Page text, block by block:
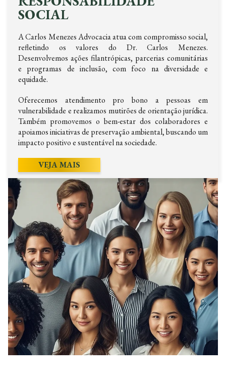
SOCIAL
A Carlos Menezes Advocacia atua com compromisso social,
refletindo os valores do Dr. Carlos Menezes.
Desenvolvemos ações filantrópicas, parcerias comunitárias
e programas de inclusão, com foco na diversidade e
equidade.
Oferecemos atendimento pro bono a pessoas em
vulnerabilidade e realizamos mutirões de orientação jurídica.
Também promovemos o bem-estar dos colaboradores e
apoiamos iniciativas de preservação ambiental, buscando um
impacto positivo e sustentável na sociedade.
VEJA MAIS